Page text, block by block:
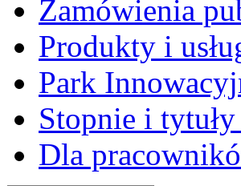
Zamówienia
Produkty i
Park
Stopnie i
Dla